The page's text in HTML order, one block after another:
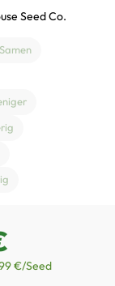
Seed Co.
€/Seed